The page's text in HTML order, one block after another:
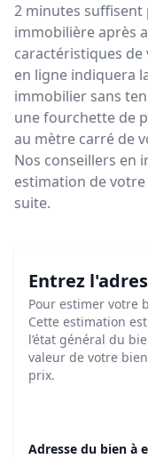
2 minutes
immobilière après
caractéristiques
en ligne indiquera
immobilier sans
une fourchette de
au mètre carré de
Nos conseillers en
estimation de
suite.
Entrez
Pour estimer votre
Cette estimation
l’état général du
valeur de votre
prix.
Adresse du bien à